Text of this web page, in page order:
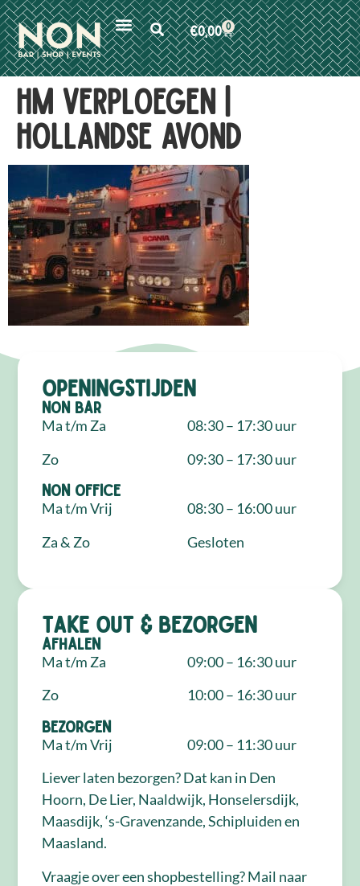
€0,00 0
HM verploegen |
hollandse avond
Openingstijden
NON Bar
Ma t/m Za
Zo
08:30 – 17:30 uur
09:30 – 17:30 uur
NON Office
Ma t/m Vrij
Za & Zo
08:30 – 16:00 uur
Gesloten
Take out & bezorgen
Afhalen
Ma t/m Za
Zo
09:00 – 16:30 uur
10:00 – 16:30 uur
Bezorgen
Ma t/m Vrij
09:00 – 11:30 uur
Liever laten bezorgen? Dat kan in Den
Hoorn, De Lier, Naaldwijk, Honselersdijk,
Maasdijk, ‘s-Gravenzande, Schipluiden en
Maasland.
Vraagje over een shopbestelling? Mail naar